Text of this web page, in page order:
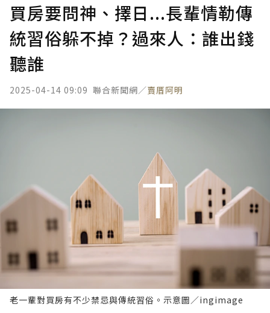
買房要問神、擇日...長輩情勒傳
統習俗躲不掉？過來人：誰出錢
聽誰
2025-04-14 09:09 聯合新聞網／賣厝阿明
老一輩對買房有不少禁忌與傳統習俗。示意圖／ingimage